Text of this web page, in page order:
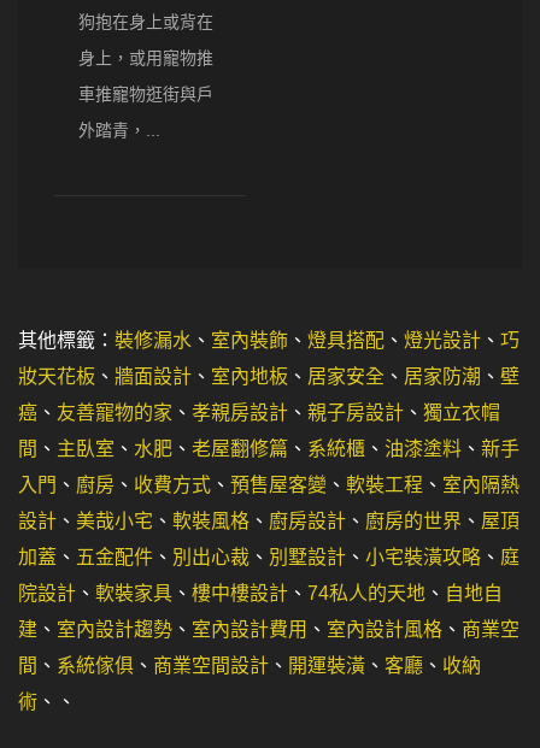
狗抱在身上或背在
身上，或用寵物推
車推寵物逛街與戶
外踏青，...
其他標籤： 裝修漏水 、 室內裝飾 、 燈具搭配 、 燈光設計 、 巧
妝天花板 、 牆面設計 、 室內地板 、 居家安全 、 居家防潮 、 壁
癌 、 友善寵物的家 、 孝親房設計 、 親子房設計 、 獨立衣帽
間 、 主臥室 、 水肥 、 老屋翻修篇 、 系統櫃 、 油漆塗料 、 新手
入門 、 廚房 、 收費方式 、 預售屋客變 、 軟裝工程 、 室內隔熱
設計 、 美哉小宅 、 軟裝風格 、 廚房設計 、 廚房的世界 、 屋頂
加蓋 、 五金配件 、 別出心裁 、 別墅設計 、 小宅裝潢攻略 、 庭
院設計 、 軟裝家具 、 樓中樓設計 、 74私人的天地 、 自地自
建 、 室內設計趨勢 、 室內設計費用 、 室內設計風格 、 商業空
間 、 系統傢俱 、 商業空間設計 、 開運裝潢 、 客廳 、 收納
術 、 、